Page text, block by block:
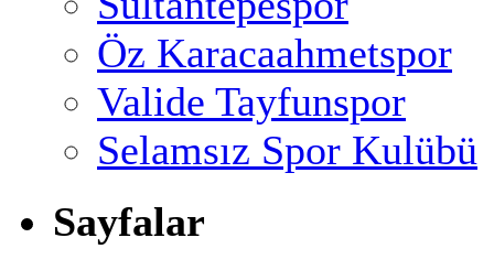
Öz Karacaahmetspor
Valide Tayfunspor
Selamsız Spor Kulübü
Sayfalar